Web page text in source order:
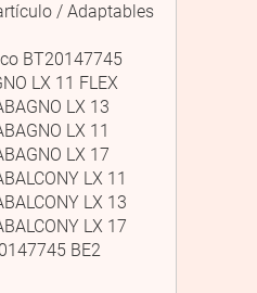
/ Adaptables
BT20147745
LX 11 FLEX
LX 13
LX 11
LX 17
LX 11
LX 13
LX 17
BE2